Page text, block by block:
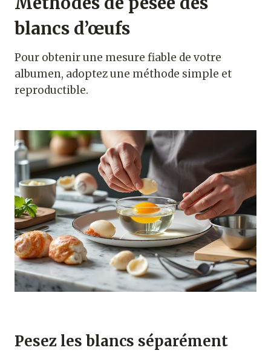
blancs d’œufs
Pour obtenir une mesure fiable de votre
albumen, adoptez une méthode simple et
reproductible.
Pesez les blancs séparément